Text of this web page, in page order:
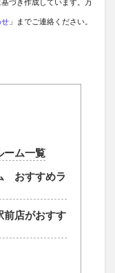
せ 」までご連絡ください。
ーム一覧
おすすめラ
店がおすす